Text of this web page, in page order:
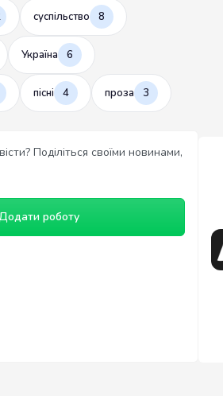
суспільство 8
Україна 6
пісні 4 проза 3
Поділіться своїми новинами,
роботу